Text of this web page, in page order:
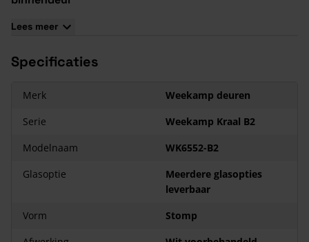
Maatwerk leverbaar
Paumelleboringen in opdekdeuren voorgeboord
12 jaar garantie
Het glas van de Weekamp Facet A1 WK6552-B2 wordt
Het is mogelijk om het glas tegen meerprijs te laten plaatsen
Hiermee koop je een maatwerkproduct en deze zijn
uitgesloten van herroepingsrecht en retourname.
Lees meer
Specificaties
Merk
Weekamp deuren
Serie
Weekamp Kraal B2
Modelnaam
WK6552-B2
Glasoptie
Meerdere glasopties
leverbaar
Vorm
Stomp